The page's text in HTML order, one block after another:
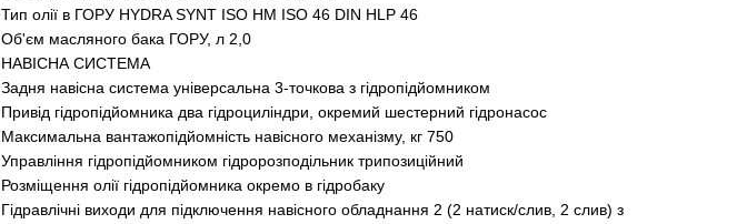
Тип олії в ГОРУ HYDRA SYNT ISO НМ ISO 46 DIN HLP 46
Об'єм масляного бака ГОРУ, л 2,0
НАВІСНА СИСТЕМА
Задня навісна система універсальна 3-точкова з гідропідйомником
Привід гідропідйомника два гідроциліндри, окремий шестерний гідронасос
Максимальна вантажопідйомність навісного механізму, кг 750
Управління гідропідйомником гідророзподільник трипозиційний
Розміщення олії гідропідйомника окремо в гідробаку
Гідравлічні виходи для підключення навісного обладнання 2 (2 натиск/слив, 2 слив) з